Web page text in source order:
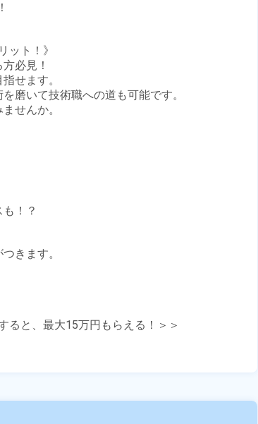
ット！》
必見！
せます。
磨いて技術職への道も可能です。
せんか。
！？
きます。
ると、最大15万円もらえる！＞＞